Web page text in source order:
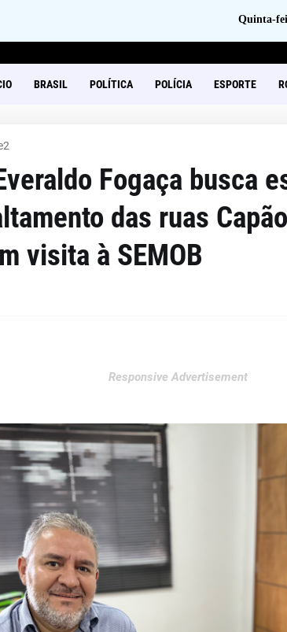
Quinta-
BRASIL POLÍTICA POLÍCIA ESPORTE
Fogaça busca
das ruas
visita à SEMOB
Responsive Advertisement